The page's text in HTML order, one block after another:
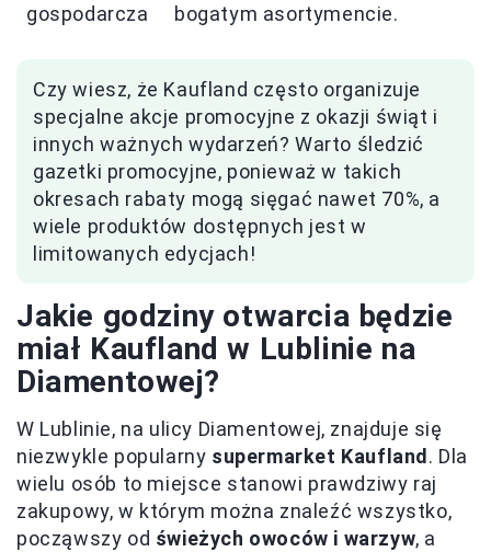
gospodarcza
bogatym asortymencie.
Czy wiesz, że Kaufland często organizuje
specjalne akcje promocyjne z okazji świąt i
innych ważnych wydarzeń? Warto śledzić
gazetki promocyjne, ponieważ w takich
okresach rabaty mogą sięgać nawet 70%, a
wiele produktów dostępnych jest w
limitowanych edycjach!
Jakie godziny otwarcia będzie
miał Kaufland w Lublinie na
Diamentowej?
W Lublinie, na ulicy Diamentowej, znajduje się
niezwykle popularny supermarket Kaufland. Dla
wielu osób to miejsce stanowi prawdziwy raj
zakupowy, w którym można znaleźć wszystko,
począwszy od świeżych owoców i warzyw, a